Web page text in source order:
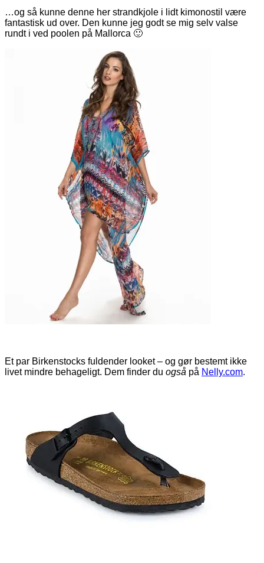
…og så kunne denne her strandkjole i lidt kimonostil være
fantastisk ud over. Den kunne jeg godt se mig selv valse
rundt i ved poolen på Mallorca 🙂
Et par Birkenstocks fuldender looket – og gør bestemt ikke
livet mindre behageligt. Dem finder du også på Nelly.com.